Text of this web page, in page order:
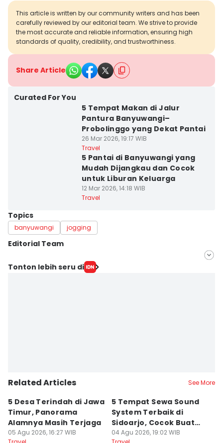
This article is written by our community writers and has been
carefully reviewed by our editorial team. We strive to provide
the most accurate and reliable information, ensuring high
standards of quality, credibility, and trustworthiness.
Share Article
Curated For You
5 Tempat Makan di Jalur
Pantura Banyuwangi–
Probolinggo yang Dekat Pantai
26 Mar 2026, 19:17 WIB
Travel
5 Pantai di Banyuwangi yang
Mudah Dijangkau dan Cocok
untuk Liburan Keluarga
12 Mar 2026, 14:18 WIB
Travel
Topics
banyuwangi jogging
Editorial Team
Editor
Tonton lebih seru di
Related Articles See More
5 Desa Terindah di Jawa
Timur, Panorama
Alamnya Masih Terjaga
05 Agu 2026, 16:27 WIB
5 Tempat Sewa Sound
System Terbaik di
Sidoarjo, Cocok Buat
Agustusan
04 Agu 2026, 19:02 WIB